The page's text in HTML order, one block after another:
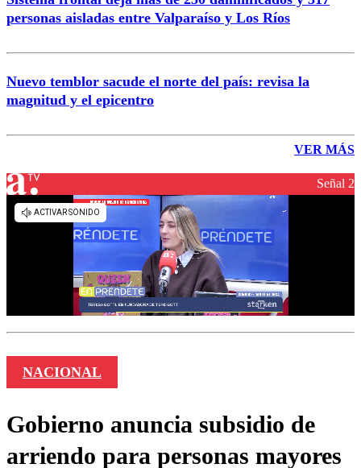
personas aisladas entre Valparaíso y Los Ríos
Nuevo temblor sacude el norte del país: revisa la
magnitud y el epicentro
VER MÁS
Señal 2
NACIONAL
Gobierno anuncia subsidio de
arriendo para personas mayores